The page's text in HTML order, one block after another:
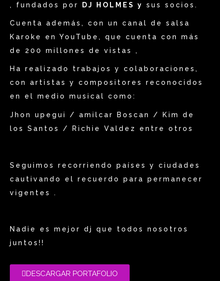
, fundados por
DJ HOLMES y sus socios.
Cuenta además, con un canal de salsa
Karoke en YouTube, que cuenta con más
de 200 millones de vistas ,
Ha realizado trabajos y colaboraciones,
con artistas y compositores reconocidos
en el medio musical como:
Jhon upegui / amilcar Boscan / Kim de
los Santos / Richie Valdez entre otros
Seguimos recorriendo países y ciudades
cautivando el recuerdo para permanecer
vigentes .
Nadie es mejor dj que todos nosotros
juntos!!
DESCARGAR PORTAFOLIO